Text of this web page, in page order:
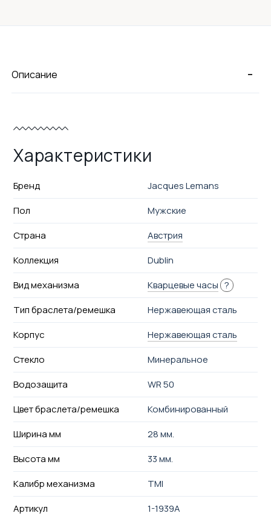
-
Описание
Характеристики
Бренд
Jacques Lemans
Пол
Мужские
Страна
Австрия
Коллекция
Dublin
Вид механизма
Кварцевые часы ?
Тип браслета/ремешка
Нержавеющая сталь
Корпус
Нержавеющая сталь
Стекло
Минеральное
Водозащита
WR 50
Цвет браслета/ремешка
Комбинированный
Ширина мм
28 мм.
Высота мм
33 мм.
Калибр механизма
TMI
Артикул
1-1939A